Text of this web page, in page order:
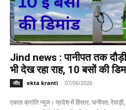
Jind news : पानीपत तक
भी देख रहा राह, 10 बसों की
जींद ekta kranti - 07/06/2026
एकता क्रांति न्यूज। प्रदेश में हिसार, पानीपत,